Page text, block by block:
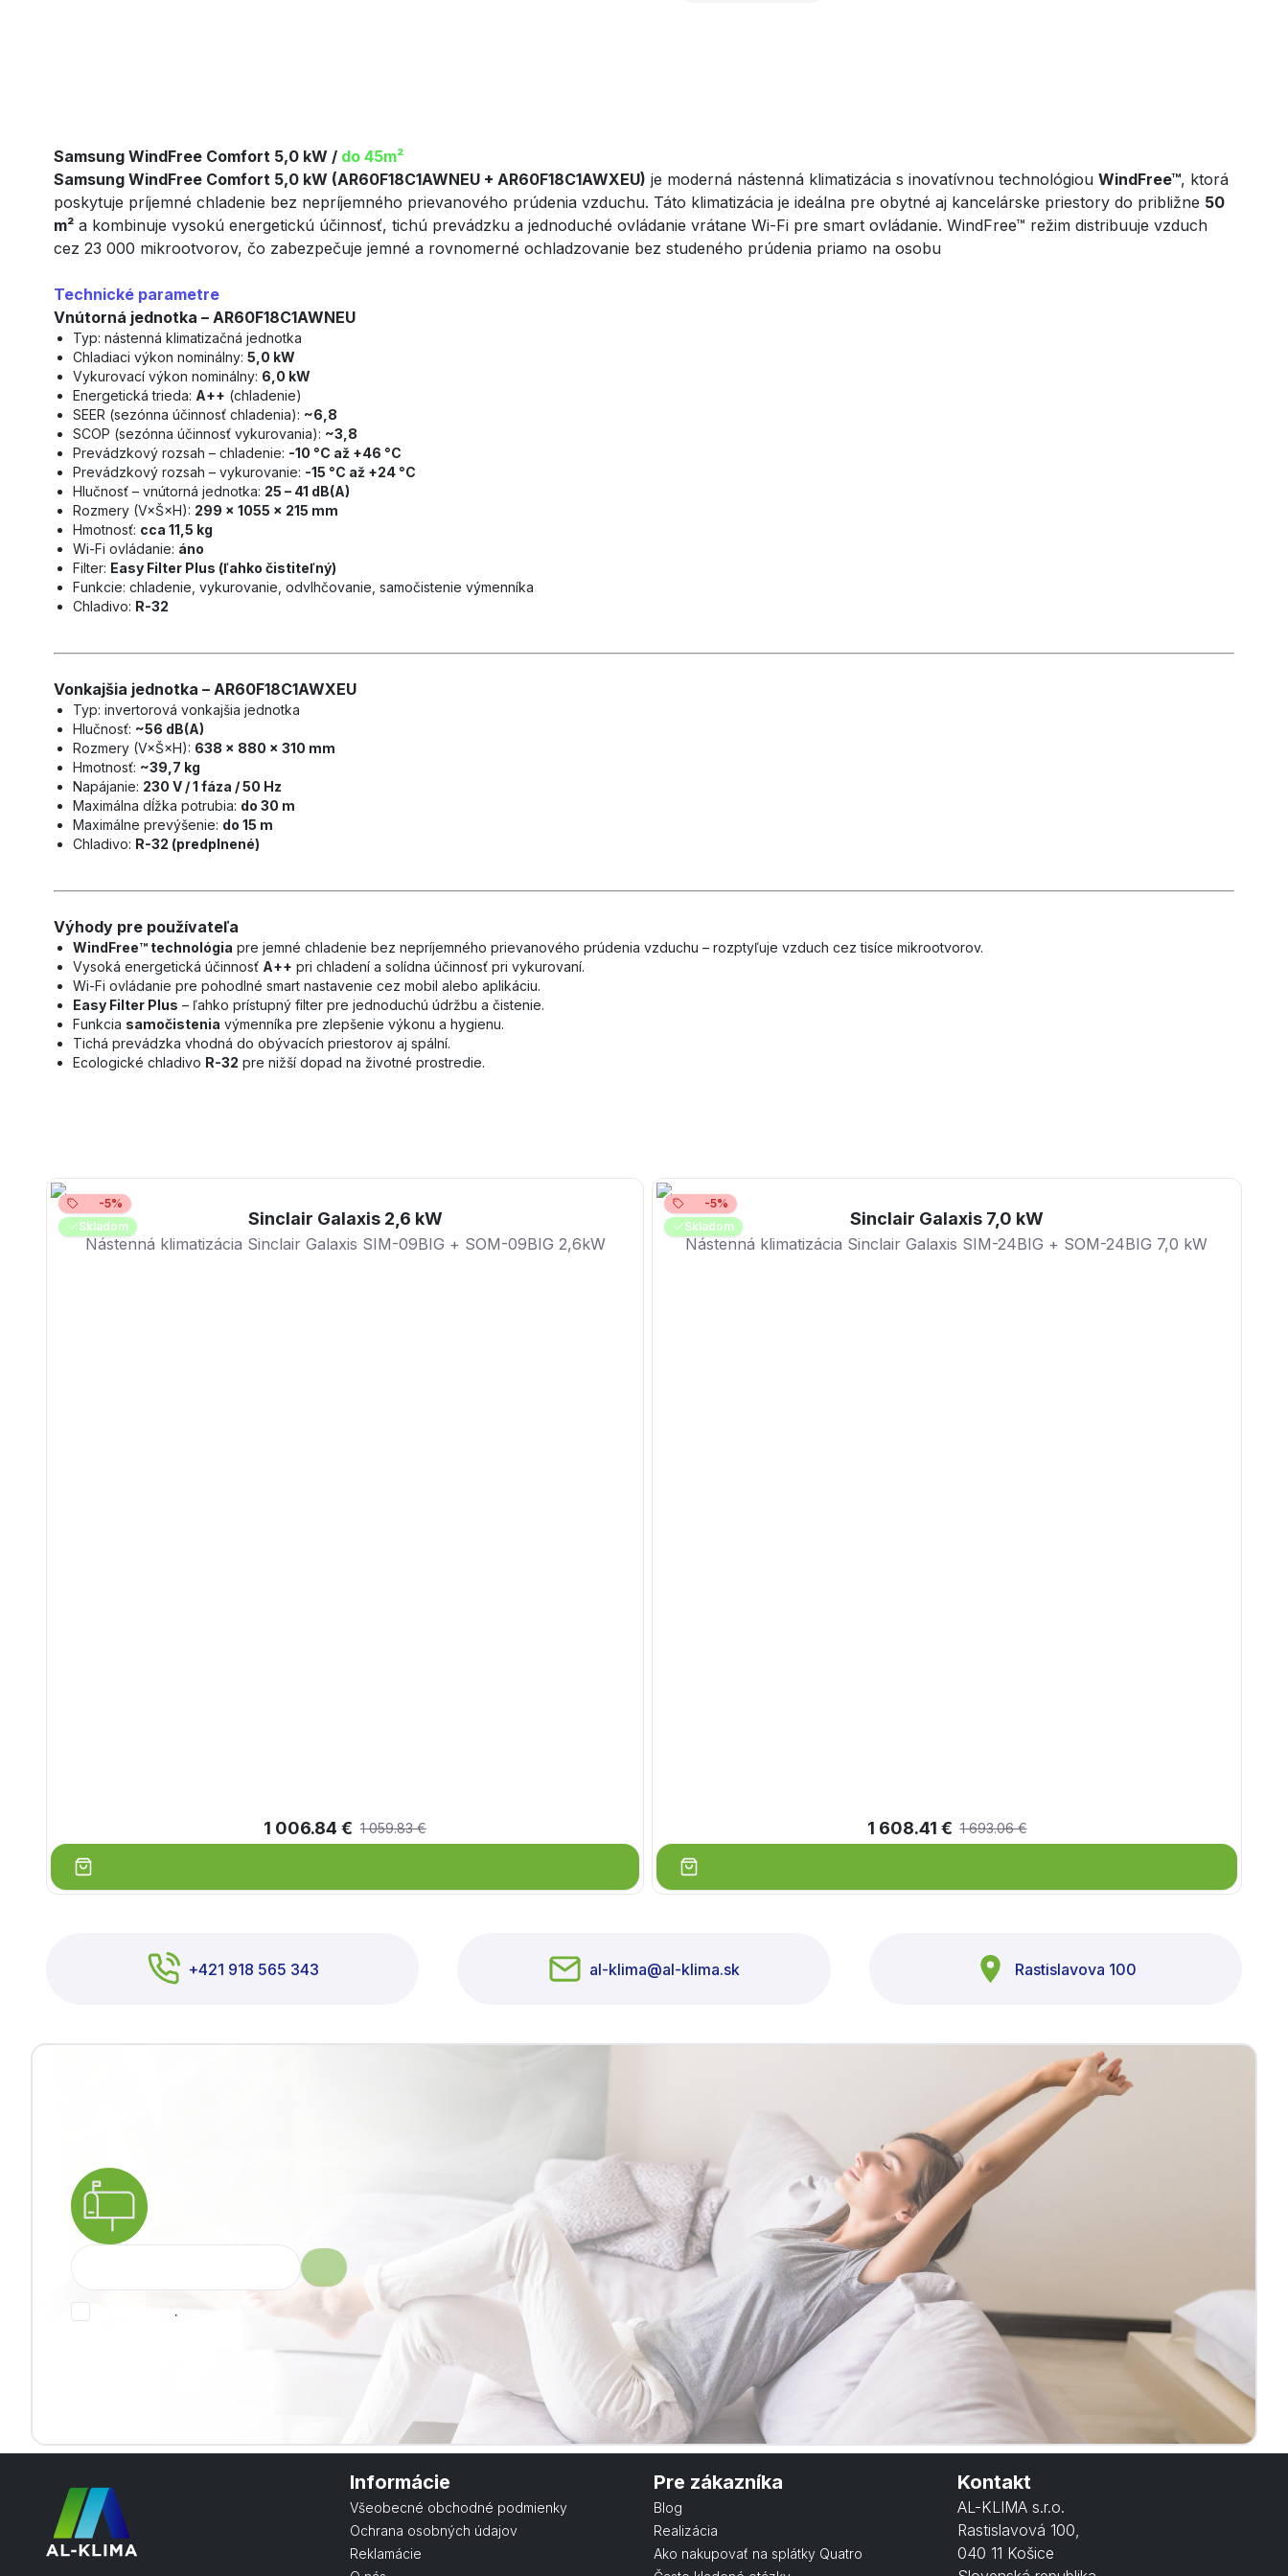
Samsung WindFree Comfort 5,0 kW / do 45m²
Samsung WindFree Comfort 5,0 kW (AR60F18C1AWNEU + AR60F18C1AWXEU) je moderná nástenná klimatizácia s inovatívnou technológiou WindFree™, ktorá
poskytuje príjemné chladenie bez nepríjemného prievanového prúdenia vzduchu. Táto klimatizácia je ideálna pre obytné aj kancelárske priestory do približne 50
m² a kombinuje vysokú energetickú účinnosť, tichú prevádzku a jednoduché ovládanie vrátane Wi-Fi pre smart ovládanie. WindFree™ režim distribuuje vzduch
cez 23 000 mikrootvorov, čo zabezpečuje jemné a rovnomerné ochladzovanie bez studeného prúdenia priamo na osobu
Technické parametre
Vnútorná jednotka – AR60F18C1AWNEU
Typ: nástenná klimatizačná jednotka
Chladiaci výkon nominálny: 5,0 kW
Vykurovací výkon nominálny: 6,0 kW
Energetická trieda: A++ (chladenie)
SEER (sezónna účinnosť chladenia): ~6,8
SCOP (sezónna účinnosť vykurovania): ~3,8
Prevádzkový rozsah – chladenie: -10 °C až +46 °C
Prevádzkový rozsah – vykurovanie: -15 °C až +24 °C
Hlučnosť – vnútorná jednotka: 25 – 41 dB(A)
Rozmery (V×Š×H): 299 × 1055 × 215 mm
Hmotnosť: cca 11,5 kg
Wi-Fi ovládanie: áno
Filter: Easy Filter Plus (ľahko čistiteľný)
Funkcie: chladenie, vykurovanie, odvlhčovanie, samočistenie výmenníka
Chladivo: R-32
Vonkajšia jednotka – AR60F18C1AWXEU
Typ: invertorová vonkajšia jednotka
Hlučnosť: ~56 dB(A)
Rozmery (V×Š×H): 638 × 880 × 310 mm
Hmotnosť: ~39,7 kg
Napájanie: 230 V / 1 fáza / 50 Hz
Maximálna dĺžka potrubia: do 30 m
Maximálne prevýšenie: do 15 m
Chladivo: R-32 (predplnené)
Výhody pre používateľa
WindFree™ technológia pre jemné chladenie bez nepríjemného prievanového prúdenia vzduchu – rozptyľuje vzduch cez tisíce mikrootvorov.
Vysoká energetická účinnosť A++ pri chladení a solídna účinnosť pri vykurovaní.
Wi-Fi ovládanie pre pohodlné smart nastavenie cez mobil alebo aplikáciu.
Easy Filter Plus – ľahko prístupný filter pre jednoduchú údržbu a čistenie.
Funkcia samočistenia výmenníka pre zlepšenie výkonu a hygienu.
Tichá prevádzka vhodná do obývacích priestorov aj spální.
Ecologické chladivo R-32 pre nižší dopad na životné prostredie.
Skladom
-5%
Sinclair Galaxis 2,6 kW
Nástenná klimatizácia Sinclair Galaxis SIM-09BIG + SOM-09BIG 2,6kW
1 006.84 € 1 059.83 €
Skladom
-5%
Sinclair Galaxis 7,0 kW
Nástenná klimatizácia Sinclair Galaxis SIM-24BIG + SOM-24BIG 7,0 kW
1 608.41 € 1 693.06 €
.
+421 918 565 343 al-klima@al-klima.sk Rastislavova 100
Informácie
Všeobecné obchodné podmienky
Ochrana osobných údajov
Reklamácie
Pre zákazníka
Blog
Realizácia
Ako nakupovať na splátky Quatro
Kontakt
AL-KLIMA s.r.o.
Rastislavová 100,
040 11 Košice
Dobrý deň! Som asistent AL-
KLIMA. Pomôžem Vám s výberom
technológie, alebo Vás spojím
začneme?